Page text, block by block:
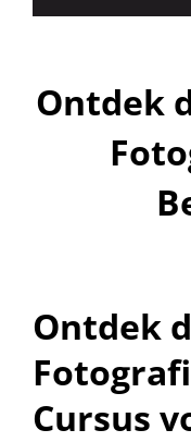
Ontdek
Ontdek
Cursus